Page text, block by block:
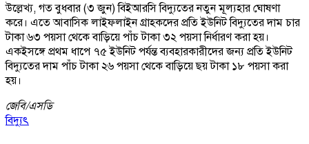
উল্লেখ্য, গত বুধবার (৩ জুন) বিইআরসি বিদ্যুতের নতুন মূল্যহার ঘোষণা
করে। এতে আবাসিক লাইফলাইন গ্রাহকদের প্রতি ইউনিট বিদ্যুতের দাম চার
টাকা ৬৩ পয়সা থেকে বাড়িয়ে পাঁচ টাকা ৩২ পয়সা নির্ধারণ করা হয়।
একইসঙ্গে প্রথম ধাপে ৭৫ ইউনিট পর্যন্ত ব্যবহারকারীদের জন্য প্রতি ইউনিট
বিদ্যুতের দাম পাঁচ টাকা ২৬ পয়সা থেকে বাড়িয়ে ছয় টাকা ১৮ পয়সা করা
হয়।
জেবি/এসডি
বিদ্যুৎ